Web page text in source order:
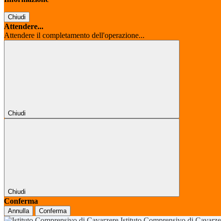
Chiudi
Attendere...
Attendere il completamento dell'operazione...
Chiudi
Chiudi
Conferma
Annulla Conferma